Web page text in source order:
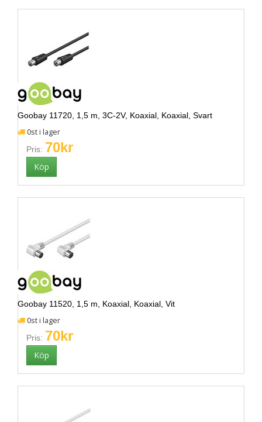
Goobay 11720, 1,5 m, 3C-2V, Koaxial, Koaxial, Svart
0st i lager
Pris: 70kr
Goobay 11520, 1,5 m, Koaxial, Koaxial, Vit
0st i lager
Pris: 70kr